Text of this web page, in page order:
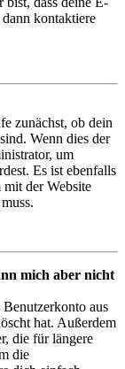
kontaktiere
zunächst, ob dein
Wenn dies der
um
Es ist ebenfalls
der Website
mich aber nicht
aus
hat. Außerdem
die für längere
die